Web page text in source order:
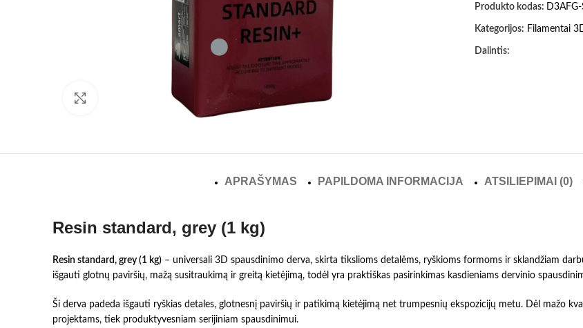
Spustelėkite norėdami padidinti
Produkto kodas:
Kategorijos: Filamentai
Dalintis:
APRAŠYMAS PAPILDOMA INFORMACIJA ATSILIEPIMAI (0)
Resin standard, grey (1 kg)
Resin standard, grey (1 kg) – universali 3D spausdinimo derva, skirta tikslioms detalėms, ryškioms formoms ir sklandžiam
išgauti glotnų paviršių, mažą susitraukimą ir greitą kietėjimą, todėl yra praktiškas pasirinkimas kasdieniams dervinio
Ši derva padeda išgauti ryškias detales, glotnesnį paviršių ir patikimą kietėjimą net trumpesnių ekspozicijų metu. Dėl mažo
projektams, tiek produktyvesniam serijiniam spausdinimui.